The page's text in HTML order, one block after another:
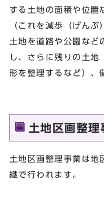
する土地の面積や位置
（これを減歩（げん
土地を道路や公園など
し、さらに残りの土地
形を整理するなど）、
土地区画整理
土地区画整理事業は地
織で行われます。